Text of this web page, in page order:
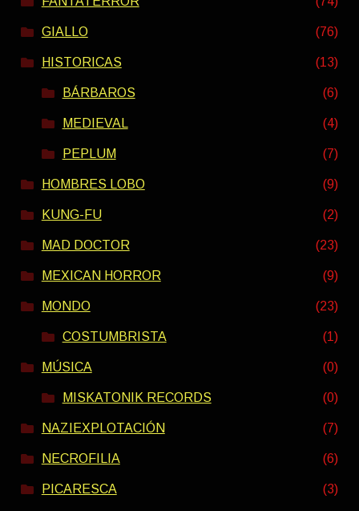
GIALLO (76)
HISTORICAS (13)
BÁRBAROS (6)
MEDIEVAL (4)
PEPLUM (7)
HOMBRES LOBO (9)
KUNG-FU (2)
MAD DOCTOR (23)
MEXICAN HORROR (9)
MONDO (23)
COSTUMBRISTA (1)
MÚSICA (0)
MISKATONIK RECORDS (0)
NAZIEXPLOTACIÓN (7)
NECROFILIA (6)
PICARESCA (3)